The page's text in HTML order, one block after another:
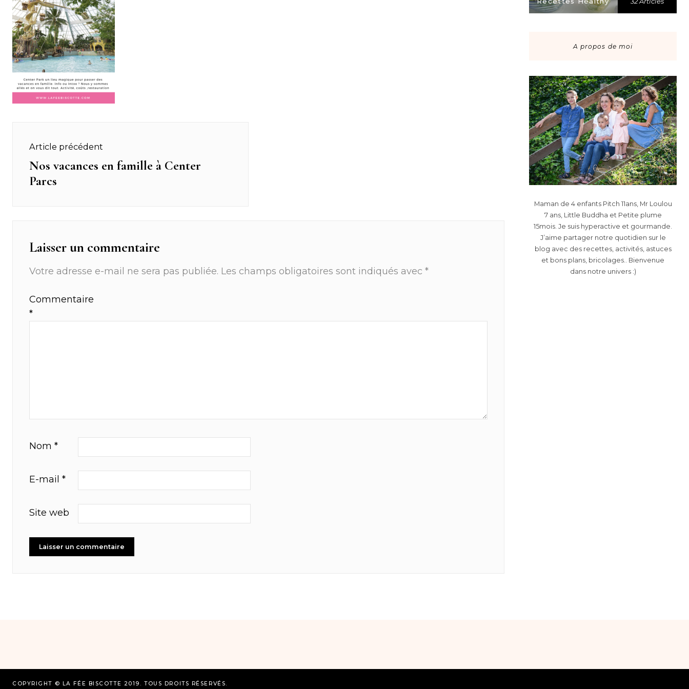
de
l’article
Article précédent
Previous
post:
Nos vacances en famille à Center
Parcs
Laisser un commentaire
Votre adresse e-mail ne sera pas publiée. Les champs obligatoires sont indiqués avec*
Commentaire
*
Nom*
E-mail*
Site web
A propos de moi
Maman de 4 enfants Pitch 11ans, Mr Loulou
7 ans, Little Buddha et Petite plume
15mois. Je suis hyperactive et gourmande.
J’aime partager notre quotidien sur le
blog avec des recettes, activités, astuces
et bons plans, bricolages.. Bienvenue
dans notre univers :)
COPYRIGHT © LA FÉE BISCOTTE 2019. TOUS DROITS RÉSERVÉS.